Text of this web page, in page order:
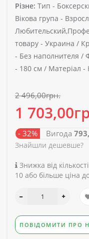
Різне: Тип -
Вікова група -
товару - Украина /
- Без наполнителя /
- 180 см / Матеріал -
2 496,00грн.
1
- 32% Вигода
Знайшли дешевше?
Знижка від
10 або більше ціна
ПОВІДОМИТИ ПРО